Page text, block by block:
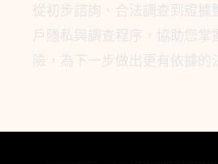
從初步諮詢、合法調查到證據
戶隱私與調查程序，協助您掌
險，為下一步做出更有依據的